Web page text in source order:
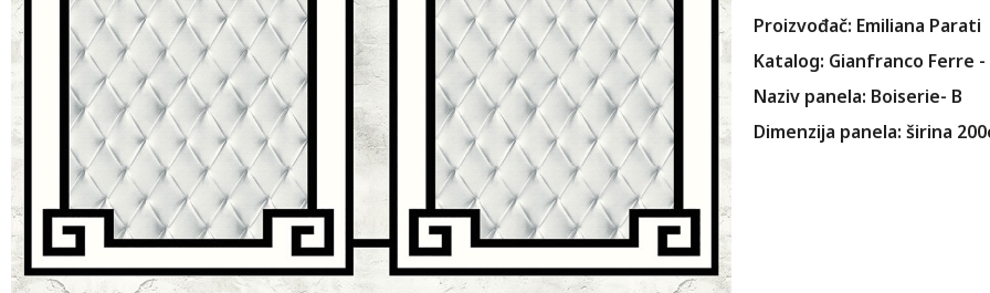
Proizvođač: Emiliana Parati
Katalog: Gianfranco Ferre
Naziv panela: Boiserie- B
Dimenzija panela: širina